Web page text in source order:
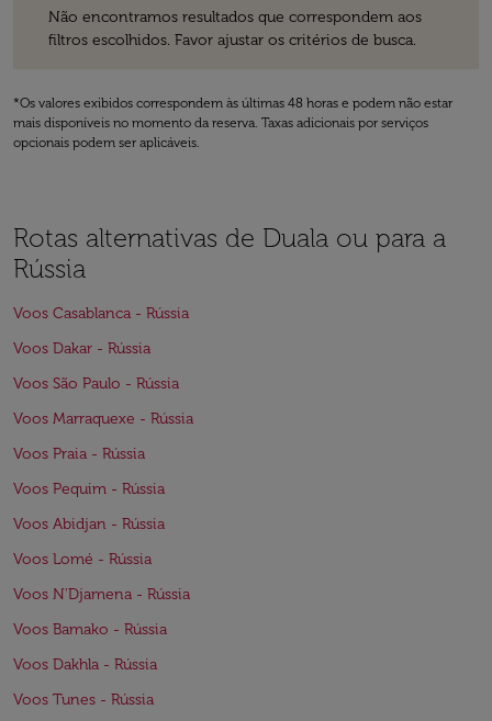
Não encontramos resultados que correspondem aos
filtros escolhidos. Favor ajustar os critérios de busca.
*Os valores exibidos correspondem às últimas 48 horas e podem não estar
mais disponíveis no momento da reserva. Taxas adicionais por serviços
opcionais podem ser aplicáveis.
Rotas alternativas de Duala ou para a
Rússia
Voos Casablanca - Rússia
Voos Dakar - Rússia
Voos São Paulo - Rússia
Voos Marraquexe - Rússia
Voos Praia - Rússia
Voos Pequim - Rússia
Voos Abidjan - Rússia
Voos Lomé - Rússia
Voos N'Djamena - Rússia
Voos Bamako - Rússia
Voos Dakhla - Rússia
Voos Tunes - Rússia